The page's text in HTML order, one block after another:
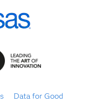
Data for Good